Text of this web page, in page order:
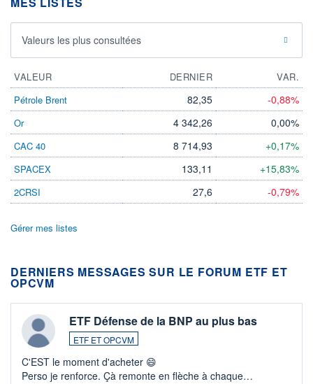
Valeurs les plus consultées
VALEUR DERNIER
VAR.
Pétrole Brent
82,35 -0,88%
Or 4 342,26 0,00%
CAC 40 8 714,93 +0,17%
SPACEX 133,11 +15,83%
2CRSI 27,6 -0,79%
Gérer mes listes
DERNIERS MESSAGES SUR LE FORUM ETF ET
OPCVM
ETF Défense de la BNP au plus bas
ETF ET OPCVM
C'EST le moment d'acheter 😄​
Perso je renforce. Çà remonte en flèche à chaque